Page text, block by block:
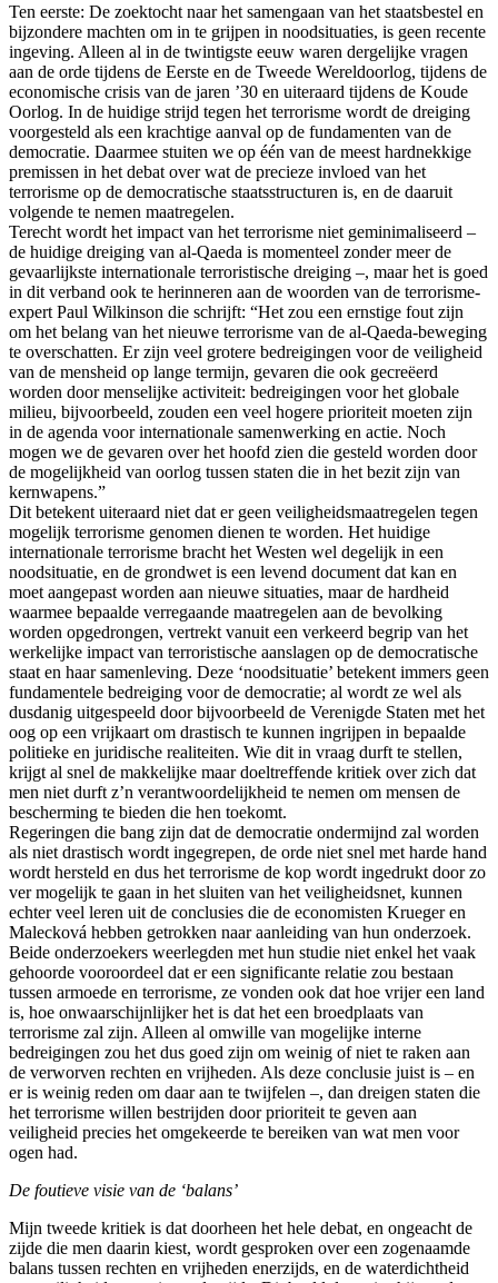
Ten eerste: De zoektocht naar het samengaan van het staatsbestel en
bijzondere machten om in te grijpen in noodsituaties, is geen recente
ingeving. Alleen al in de twintigste eeuw waren dergelijke vragen
aan de orde tijdens de Eerste en de Tweede Wereldoorlog, tijdens de
economische crisis van de jaren ’30 en uiteraard tijdens de Koude
Oorlog. In de huidige strijd tegen het terrorisme wordt de dreiging
voorgesteld als een krachtige aanval op de fundamenten van de
democratie. Daarmee stuiten we op één van de meest hardnekkige
premissen in het debat over wat de precieze invloed van het
terrorisme op de democratische staatsstructuren is, en de daaruit
volgende te nemen maatregelen.
Terecht wordt het impact van het terrorisme niet geminimaliseerd –
de huidige dreiging van al-Qaeda is momenteel zonder meer de
gevaarlijkste internationale terroristische dreiging –, maar het is goed
in dit verband ook te herinneren aan de woorden van de terrorisme-
expert Paul Wilkinson die schrijft: “Het zou een ernstige fout zijn
om het belang van het nieuwe terrorisme van de al-Qaeda-beweging
te overschatten. Er zijn veel grotere bedreigingen voor de veiligheid
van de mensheid op lange termijn, gevaren die ook gecreëerd
worden door menselijke activiteit: bedreigingen voor het globale
milieu, bijvoorbeeld, zouden een veel hogere prioriteit moeten zijn
in de agenda voor internationale samenwerking en actie. Noch
mogen we de gevaren over het hoofd zien die gesteld worden door
de mogelijkheid van oorlog tussen staten die in het bezit zijn van
kernwapens.”
Dit betekent uiteraard niet dat er geen veiligheidsmaatregelen tegen
mogelijk terrorisme genomen dienen te worden. Het huidige
internationale terrorisme bracht het Westen wel degelijk in een
noodsituatie, en de grondwet is een levend document dat kan en
moet aangepast worden aan nieuwe situaties, maar de hardheid
waarmee bepaalde verregaande maatregelen aan de bevolking
worden opgedrongen, vertrekt vanuit een verkeerd begrip van het
werkelijke impact van terroristische aanslagen op de democratische
staat en haar samenleving. Deze ‘noodsituatie’ betekent immers geen
fundamentele bedreiging voor de democratie; al wordt ze wel als
dusdanig uitgespeeld door bijvoorbeeld de Verenigde Staten met het
oog op een vrijkaart om drastisch te kunnen ingrijpen in bepaalde
politieke en juridische realiteiten. Wie dit in vraag durft te stellen,
krijgt al snel de makkelijke maar doeltreffende kritiek over zich dat
men niet durft z’n verantwoordelijkheid te nemen om mensen de
bescherming te bieden die hen toekomt.
Regeringen die bang zijn dat de democratie ondermijnd zal worden
als niet drastisch wordt ingegrepen, de orde niet snel met harde hand
wordt hersteld en dus het terrorisme de kop wordt ingedrukt door zo
ver mogelijk te gaan in het sluiten van het veiligheidsnet, kunnen
echter veel leren uit de conclusies die de economisten Krueger en
Malecková hebben getrokken naar aanleiding van hun onderzoek.
Beide onderzoekers weerlegden met hun studie niet enkel het vaak
gehoorde vooroordeel dat er een significante relatie zou bestaan
tussen armoede en terrorisme, ze vonden ook dat hoe vrijer een land
is, hoe onwaarschijnlijker het is dat het een broedplaats van
terrorisme zal zijn. Alleen al omwille van mogelijke interne
bedreigingen zou het dus goed zijn om weinig of niet te raken aan
de verworven rechten en vrijheden. Als deze conclusie juist is – en
er is weinig reden om daar aan te twijfelen –, dan dreigen staten die
het terrorisme willen bestrijden door prioriteit te geven aan
veiligheid precies het omgekeerde te bereiken van wat men voor
ogen had.
De foutieve visie van de ‘balans’
Mijn tweede kritiek is dat doorheen het hele debat, en ongeacht de
zijde die men daarin kiest, wordt gesproken over een zogenaamde
balans tussen rechten en vrijheden enerzijds, en de waterdichtheid